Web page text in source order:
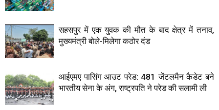
सहसपुर में एक युवक की मौत के बाद क्षेत्र में तनाव,
मुख्यमंत्री बोले-मिलेगा कठोर दंड
आईएमए पासिंग आउट परेड: 481 जेंटलमैन कैडेट बने
भारतीय सेना के अंग, राष्ट्रपति ने परेड की सलामी ली